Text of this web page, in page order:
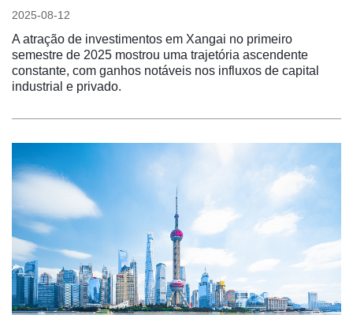
2025-08-12
A atração de investimentos em Xangai no primeiro
semestre de 2025 mostrou uma trajetória ascendente
constante, com ganhos notáveis nos influxos de capital
industrial e privado.